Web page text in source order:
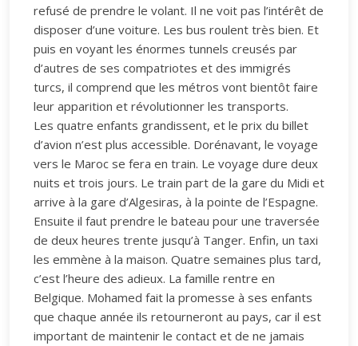
refusé de prendre le volant. Il ne voit pas l’intérêt de
disposer d’une voiture. Les bus roulent très bien. Et
puis en voyant les énormes tunnels creusés par
d’autres de ses compatriotes et des immigrés
turcs, il comprend que les métros vont bientôt faire
leur apparition et révolutionner les transports.
Les quatre enfants grandissent, et le prix du billet
d’avion n’est plus accessible. Dorénavant, le voyage
vers le Maroc se fera en train. Le voyage dure deux
nuits et trois jours. Le train part de la gare du Midi et
arrive à la gare d’Algesiras, à la pointe de l’Espagne.
Ensuite il faut prendre le bateau pour une traversée
de deux heures trente jusqu’à Tanger. Enfin, un taxi
les emmène à la maison. Quatre semaines plus tard,
c’est l’heure des adieux. La famille rentre en
Belgique. Mohamed fait la promesse à ses enfants
que chaque année ils retourneront au pays, car il est
important de maintenir le contact et de ne jamais